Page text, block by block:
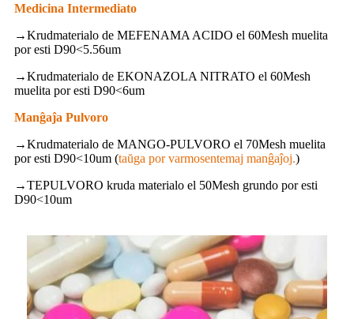
Medicina Intermediato
→Krudmaterialo de MEFENAMA ACIDO el 60Mesh muelita
por esti D90<5.56um
→Krudmaterialo de EKONAZOLA NITRATO el 60Mesh
muelita por esti D90<6um
Manĝaĵa Pulvoro
→Krudmaterialo de MANGO-PULVORO el 70Mesh muelita
por esti D90<10um (taŭga por varmosentemaj manĝaĵoj.)
→TEPULVORO kruda materialo el 50Mesh grundo por esti
D90<10um